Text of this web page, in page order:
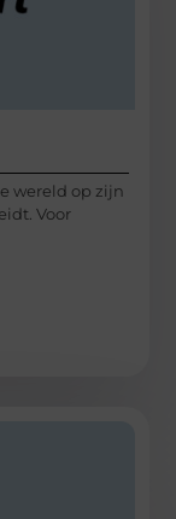
wereld op zijn
Voor